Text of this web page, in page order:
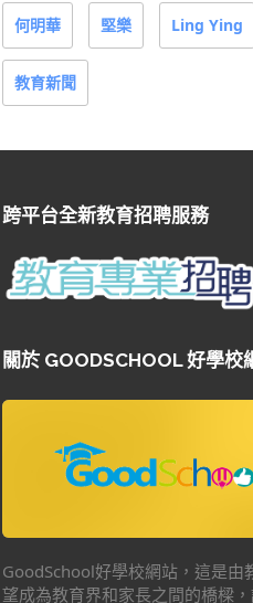
何明華 堅樂 Ling Ying
教育新聞
跨平台全新教育招聘服務
關於 GOODSCHOOL 好學校
GoodSchool好學校網站，這是由
望成為教育界和家長之間的橋樑